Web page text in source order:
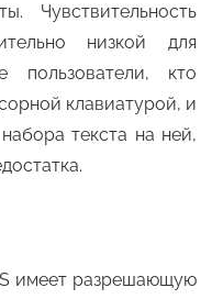
Чувствительность
низкой для
пользователи, кто
клавиатурой, и
текста на ней,
имеет разрешающую